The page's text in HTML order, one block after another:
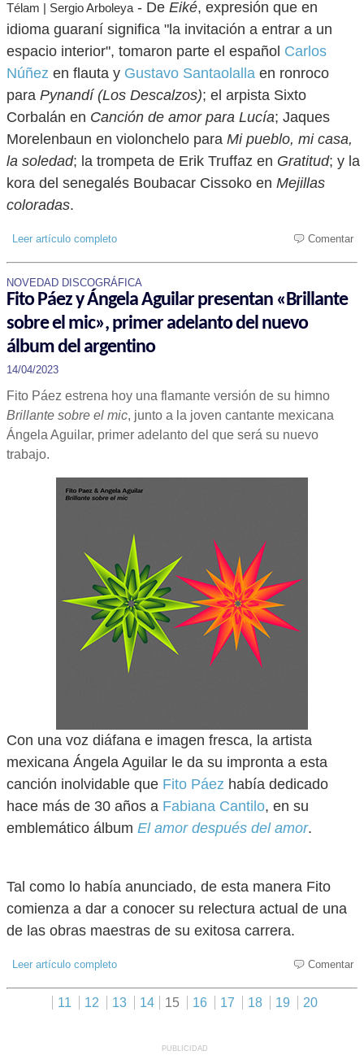
Télam | Sergio Arboleya- De Eiké, expresión que en
idioma guaraní significa "la invitación a entrar a un
espacio interior", tomaron parte el español Carlos
Núñez en flauta y Gustavo Santaolalla en ronroco
para Pynandí (Los Descalzos); el arpista Sixto
Corbalán en Canción de amor para Lucía; Jaques
Morelenbaun en violonchelo para Mi pueblo, mi casa,
la soledad; la trompeta de Erik Truffaz en Gratitud; y la
kora del senegalés Boubacar Cissoko en Mejillas
coloradas.
Leer artículo completo Comentar
NOVEDAD DISCOGRÁFICA
Fito Páez y Ángela Aguilar presentan «Brillante
sobre el mic», primer adelanto del nuevo
álbum del argentino
14/04/2023
Fito Páez estrena hoy una flamante versión de su himno
Brillante sobre el mic, junto a la joven cantante mexicana
Ángela Aguilar, primer adelanto del que será su nuevo
trabajo.
Con una voz diáfana e imagen fresca, la artista
mexicana Ángela Aguilar le da su impronta a esta
canción inolvidable que Fito Páez había dedicado
hace más de 30 años a Fabiana Cantilo, en su
emblemático álbum El amor después del amor.
Tal como lo había anunciado, de esta manera Fito
comienza a dar a conocer su relectura actual de una
de las obras maestras de su exitosa carrera.
Leer artículo completo Comentar
11 12 13 14 15 16 17 18 19 20
PUBLICIDAD